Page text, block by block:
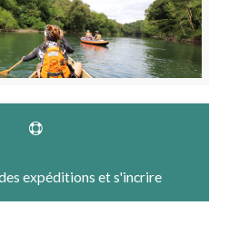
expéditions et s'incrire